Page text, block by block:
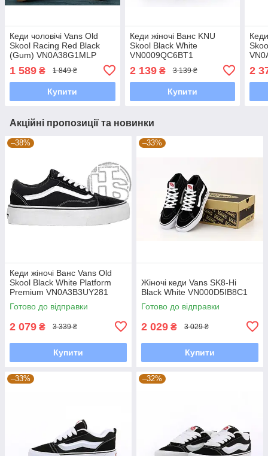
Кеди чоловічі Vans Old
Skool Racing Red Black
(Gum) VN0A38G1MLP
1 589 ₴ 1 849 ₴
Купити
Кеди жіночі Ванс KNU
Skool Black White
VN0009QC6BT1
2 139₴ 3 139 ₴
Купити
2
Акційні пропозиції та новинки
–38%
Кеди жіночі Bанс Vans Old
Skool Black White Platform
Premium VN0A3B3UY281
Готово до відправки
2 079 ₴ 3 339 ₴
Купити
–33%
Жіночі кеди Vans SK8-Hi
Black White VN000D5IB8C1
Готово до відправки
2 029 ₴ 3 029 ₴
Купити
–33% –32%